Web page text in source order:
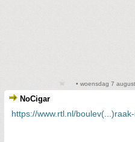
• woensdag 7
NoCigar
https://www.rtl.nl/